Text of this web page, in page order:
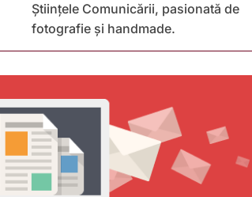
Științele Comunicării, pasionată de
fotografie și handmade.